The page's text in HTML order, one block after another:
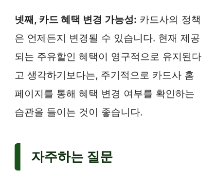
넷째, 카드 혜택 변경 가능성: 카드사의 정책
은 언제든지 변경될 수 있습니다. 현재 제공
되는 주유할인 혜택이 영구적으로 유지된다
고 생각하기보다는, 주기적으로 카드사 홈
페이지를 통해 혜택 변경 여부를 확인하는
습관을 들이는 것이 좋습니다.
자주하는 질문